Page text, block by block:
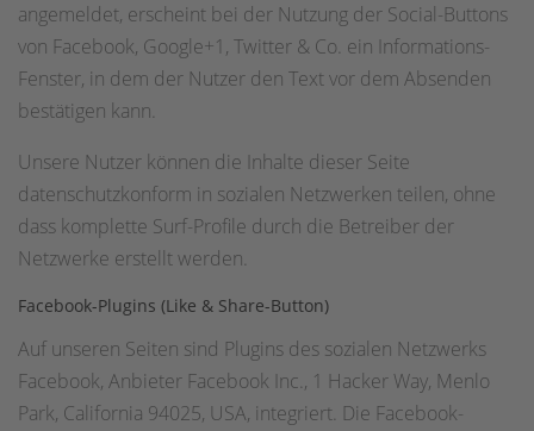
angemeldet, erscheint bei der Nutzung der Social-Buttons
von Facebook, Google+1, Twitter & Co. ein Informations-
Fenster, in dem der Nutzer den Text vor dem Absenden
bestätigen kann.
Unsere Nutzer können die Inhalte dieser Seite
datenschutzkonform in sozialen Netzwerken teilen, ohne
dass komplette Surf-Profile durch die Betreiber der
Netzwerke erstellt werden.
Facebook-Plugins (Like & Share-Button)
Auf unseren Seiten sind Plugins des sozialen Netzwerks
Facebook, Anbieter Facebook Inc., 1 Hacker Way, Menlo
Park, California 94025, USA, integriert. Die Facebook-